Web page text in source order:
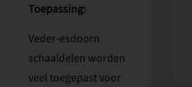
Toepassing:
Veder-esdoorn
schaaldelen worden
veel toegepast voor